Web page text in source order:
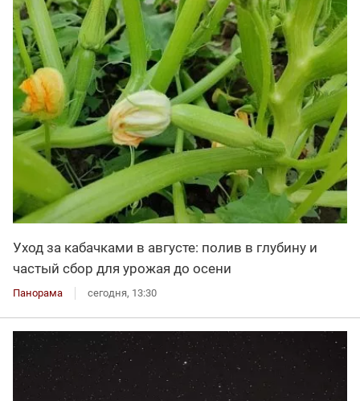
Уход за кабачками в августе: полив в глубину и
частый сбор для урожая до осени
Панорама сегодня, 13:30